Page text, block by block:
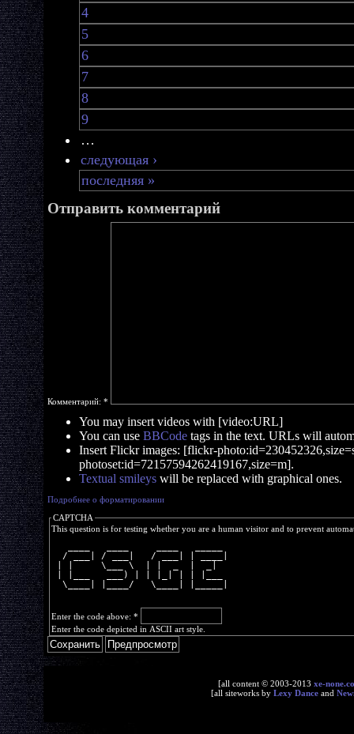
4
5
6
7
8
9
…
следующая ›
последняя »
Отправить комментарий
Комментарий: *
You may insert videos with [video:URL]
You can use BBCode tags in the text. URLs will
Insert Flickr images: [flickr-
photoset:id=72157594262419167,size=m].
Textual smileys will be replaced with graphical ones.
Подробнее о форматировании
CAPTCHA
This question is for testing whether you are a human visitor and to prevent
  / ___| / ___|   / ___| | ____|
| |     \___ \  | |  _  |  _|
| |___   ___) | | |_| | | |___
  \____| |____/   \____| |_____|
Enter the code above: *
Enter the code depicted in ASCII art style.
[all content © 2003-2013 xe-
[all siteworks by Lexy Danceand